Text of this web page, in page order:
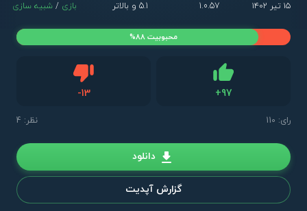
۱۵ تیر ۱۴۰۲
1.0.57
5.1 و بالاتر
بازی / شبیه سازی
+97
-13دیس لایک
رای: 110 نظر: 4
محبوبیت 88%
دانلود
گزارش آپدیت